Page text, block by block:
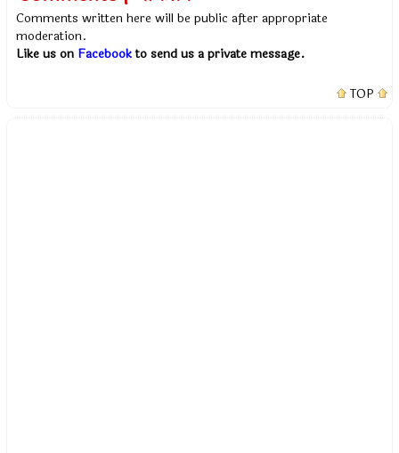
Comments written here will be public after appropriate
moderation.
Like us on Facebookto send us a private message.
TOP